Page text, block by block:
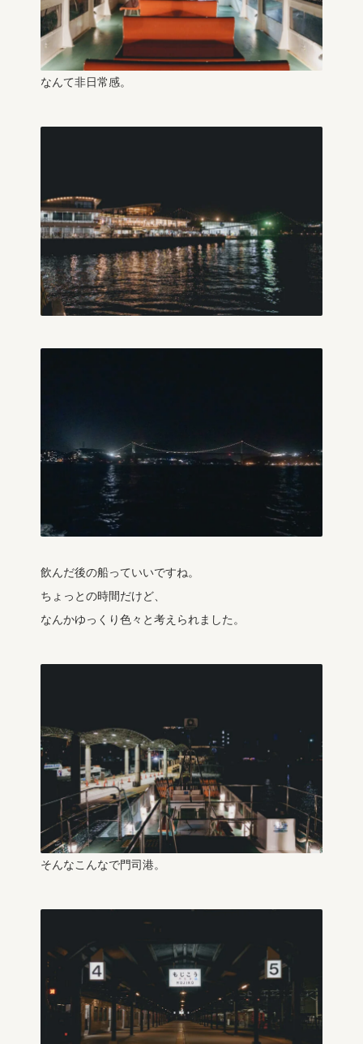
なんて非日常感。
飲んだ後の船っていいですね。
ちょっとの時間だけど、
なんかゆっくり色々と考えられました。
そんなこんなで門司港。